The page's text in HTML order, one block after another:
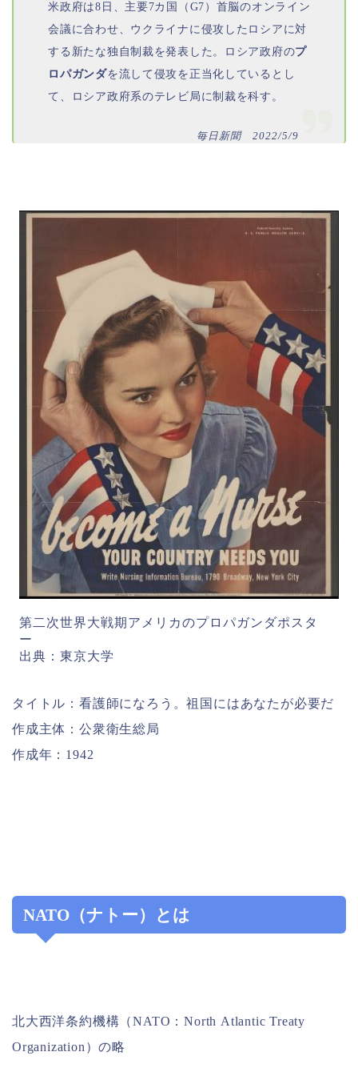
米政府は8日、主要7カ国（G7）首脳のオンライン
会議に合わせ、ウクライナに侵攻したロシアに対
する新たな独自制裁を発表した。ロシア政府のプ
ロパガンダを流して侵攻を正当化しているとし
て、ロシア政府系のテレビ局に制裁を科す。
毎日新聞 2022/5/9
第二次世界大戦期アメリカのプロパガンダポスタ
ー
出典：東京大学
タイトル：看護師になろう。祖国にはあなたが必要だ
作成主体：公衆衛生総局
作成年：1942
NATO（ナトー）とは
北大西洋条約機構（NATO：North Atlantic Treaty
Organization）の略